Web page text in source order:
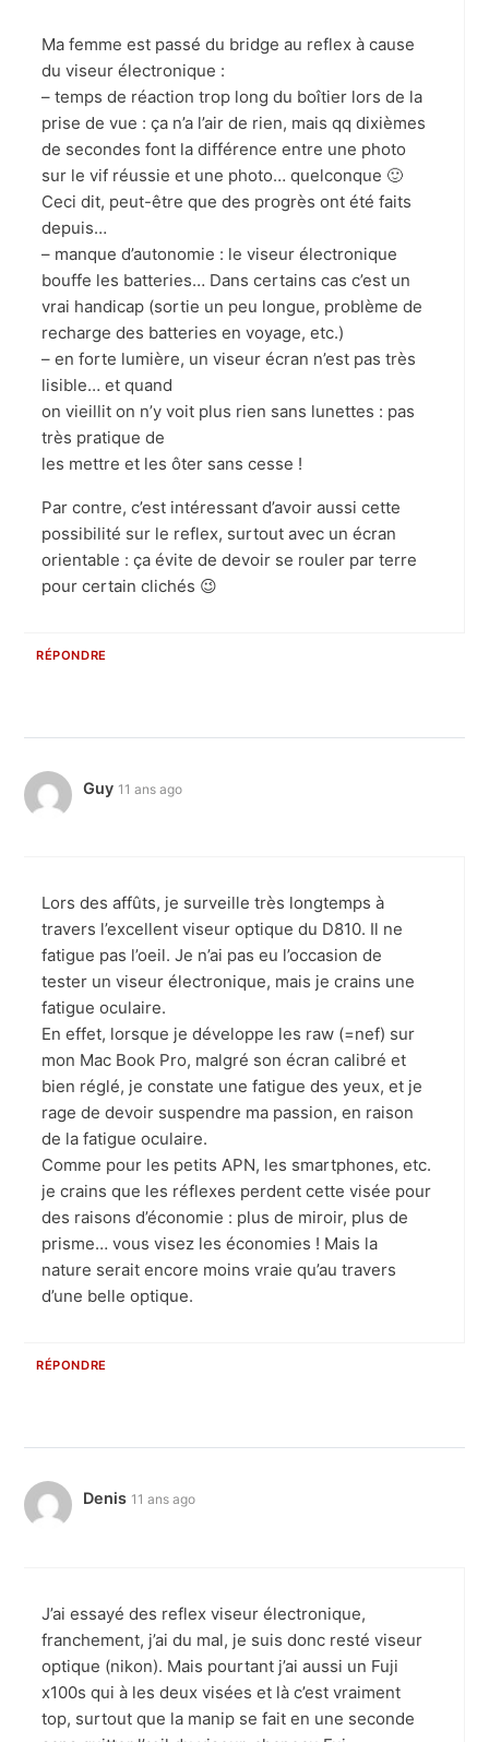
Ma femme est passé du bridge au reflex à cause
du viseur électronique :
– temps de réaction trop long du boîtier lors de la
prise de vue : ça n’a l’air de rien, mais qq dixièmes
de secondes font la différence entre une photo
sur le vif réussie et une photo… quelconque 🙂
Ceci dit, peut-être que des progrès ont été faits
depuis…
– manque d’autonomie : le viseur électronique
bouffe les batteries… Dans certains cas c’est un
vrai handicap (sortie un peu longue, problème de
recharge des batteries en voyage, etc.)
– en forte lumière, un viseur écran n’est pas très
lisible… et quand
on vieillit on n’y voit plus rien sans lunettes : pas
très pratique de
les mettre et les ôter sans cesse !
Par contre, c’est intéressant d’avoir aussi cette
possibilité sur le reflex, surtout avec un écran
orientable : ça évite de devoir se rouler par terre
pour certain clichés 😉
RÉPONDRE
Guy 11 ans ago
Lors des affûts, je surveille très longtemps à
travers l’excellent viseur optique du D810. Il ne
fatigue pas l’oeil. Je n’ai pas eu l’occasion de
tester un viseur électronique, mais je crains une
fatigue oculaire.
En effet, lorsque je développe les raw (=nef) sur
mon Mac Book Pro, malgré son écran calibré et
bien réglé, je constate une fatigue des yeux, et je
rage de devoir suspendre ma passion, en raison
de la fatigue oculaire.
Comme pour les petits APN, les smartphones, etc.
je crains que les réflexes perdent cette visée pour
des raisons d’économie : plus de miroir, plus de
prisme… vous visez les économies ! Mais la
nature serait encore moins vraie qu’au travers
d’une belle optique.
RÉPONDRE
Denis 11 ans ago
J’ai essayé des reflex viseur électronique,
franchement, j’ai du mal, je suis donc resté viseur
optique (nikon). Mais pourtant j’ai aussi un Fuji
x100s qui à les deux visées et là c’est vraiment
top, surtout que la manip se fait en une seconde